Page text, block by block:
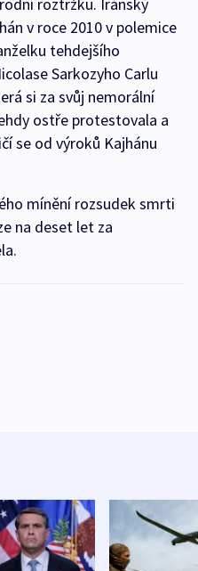
roztržku. Íránský
v roce 2010 v polemice
tehdejšího
Sarkozyho Carlu
si za svůj nemorální
ostře protestovala a
se od výroků Kajhánu
mínění rozsudek smrti
na deset let za